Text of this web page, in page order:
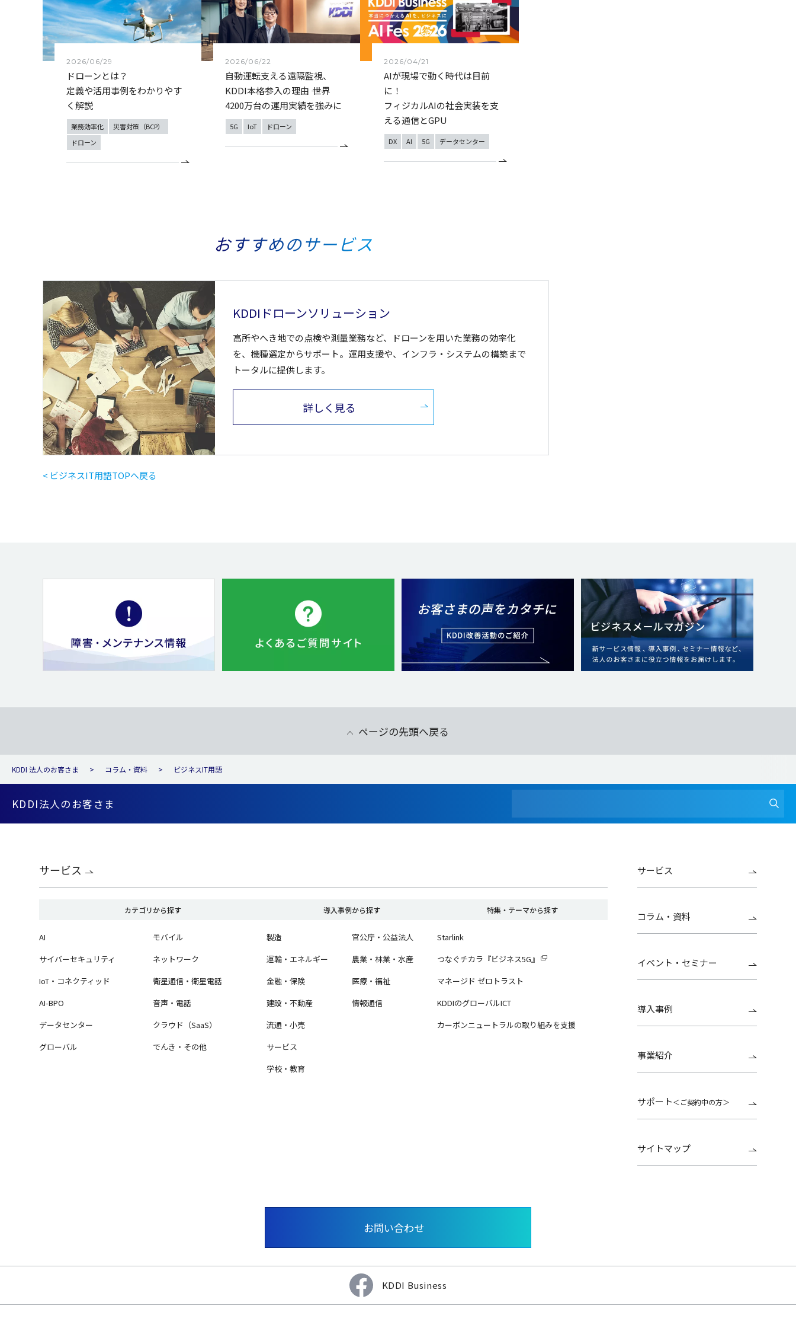
2026/06/29
ドローンとは？
定義や活用事例をわかりやす
く解説
業務効率化
災害対策（BCP）
ドローン
2026/06/22
自動運転支える遠隔監視、
KDDI本格参入の理由 ―― 世界
4200万台の運用実績を強みに
5G IoT ドローン
2026/04/21
AIが現場で動く時代は目前
に！
フィジカルAIの社会実装を支
える通信とGPU
DX AI 5G データセンター
おすすめのサービス
KDDIドローンソリューション
高所やへき地での点検や測量業務など、ドローンを用いた業務の効率化
を、機種選定からサポート。運用支援や、インフラ・システムの構築まで
トータルに提供します。
詳しく見る
< ビジネスIT用語TOPへ戻る
ページの先頭へ戻る
KDDI 法人のお客さま コラム・資料 ビジネスIT用語
KDDI法人のお客さま
サービス
カテゴリから探す
AI
サイバーセキュリティ
IoT・コネクティッド
AI-BPO
データセンター
グローバル
モバイル
ネットワーク
衛星通信・衛星電話
音声・電話
クラウド（SaaS）
でんき・その他
導入事例から探す
製造
運輸・エネルギー
金融・保険
建設・不動産
流通・小売
サービス
学校・教育
官公庁・公益法人
農業・林業・水産
医療・福祉
情報通信
特集・テーマから探す
Starlink
つなぐチカラ『ビジネス5G』
マネージド ゼロトラスト
KDDIのグローバルICT
カーボンニュートラルの取り組みを支援
サービス
コラム・資料
イベント・セミナー
導入事例
事業紹介
サポート＜ご契約中の方＞
サイトマップ
お問い合わせ
KDDI Business